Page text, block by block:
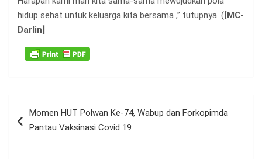
hidup sehat untuk keluarga kita bersama ,” tutupnya. ( [MC-
Darlin]
posMomen HUT Polwan Ke-74, Wabup dan Forkopimda
Pantau Vaksinasi Covid 19